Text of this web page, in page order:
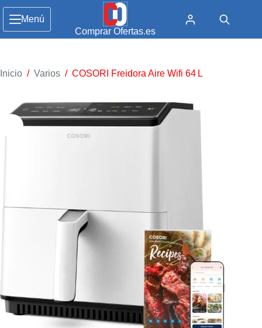
Menú
Comprar Ofertas.es
Inicio / Varios / COSORI Freidora Aire Wifi 64 L